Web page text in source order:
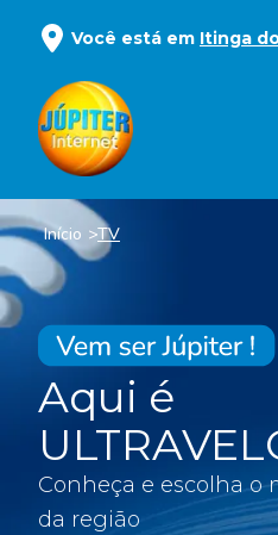
Você está em Itinga
Início TV
Aqui é
Conheça e escolha
da região